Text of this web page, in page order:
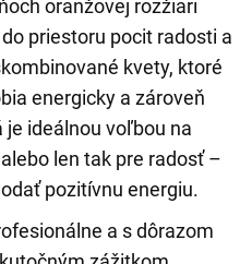
oranžovej rozžiari
priestoru pocit radosti a
kvety, ktoré
energicky a zároveň
ideálnou voľbou na
len tak pre radosť –
pozitívnu energiu.
a s dôrazom